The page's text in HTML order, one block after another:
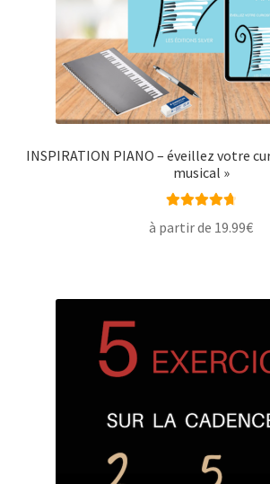
INSPIRATION PIANO – éveillez votre
musical »
à partir de 19.99€